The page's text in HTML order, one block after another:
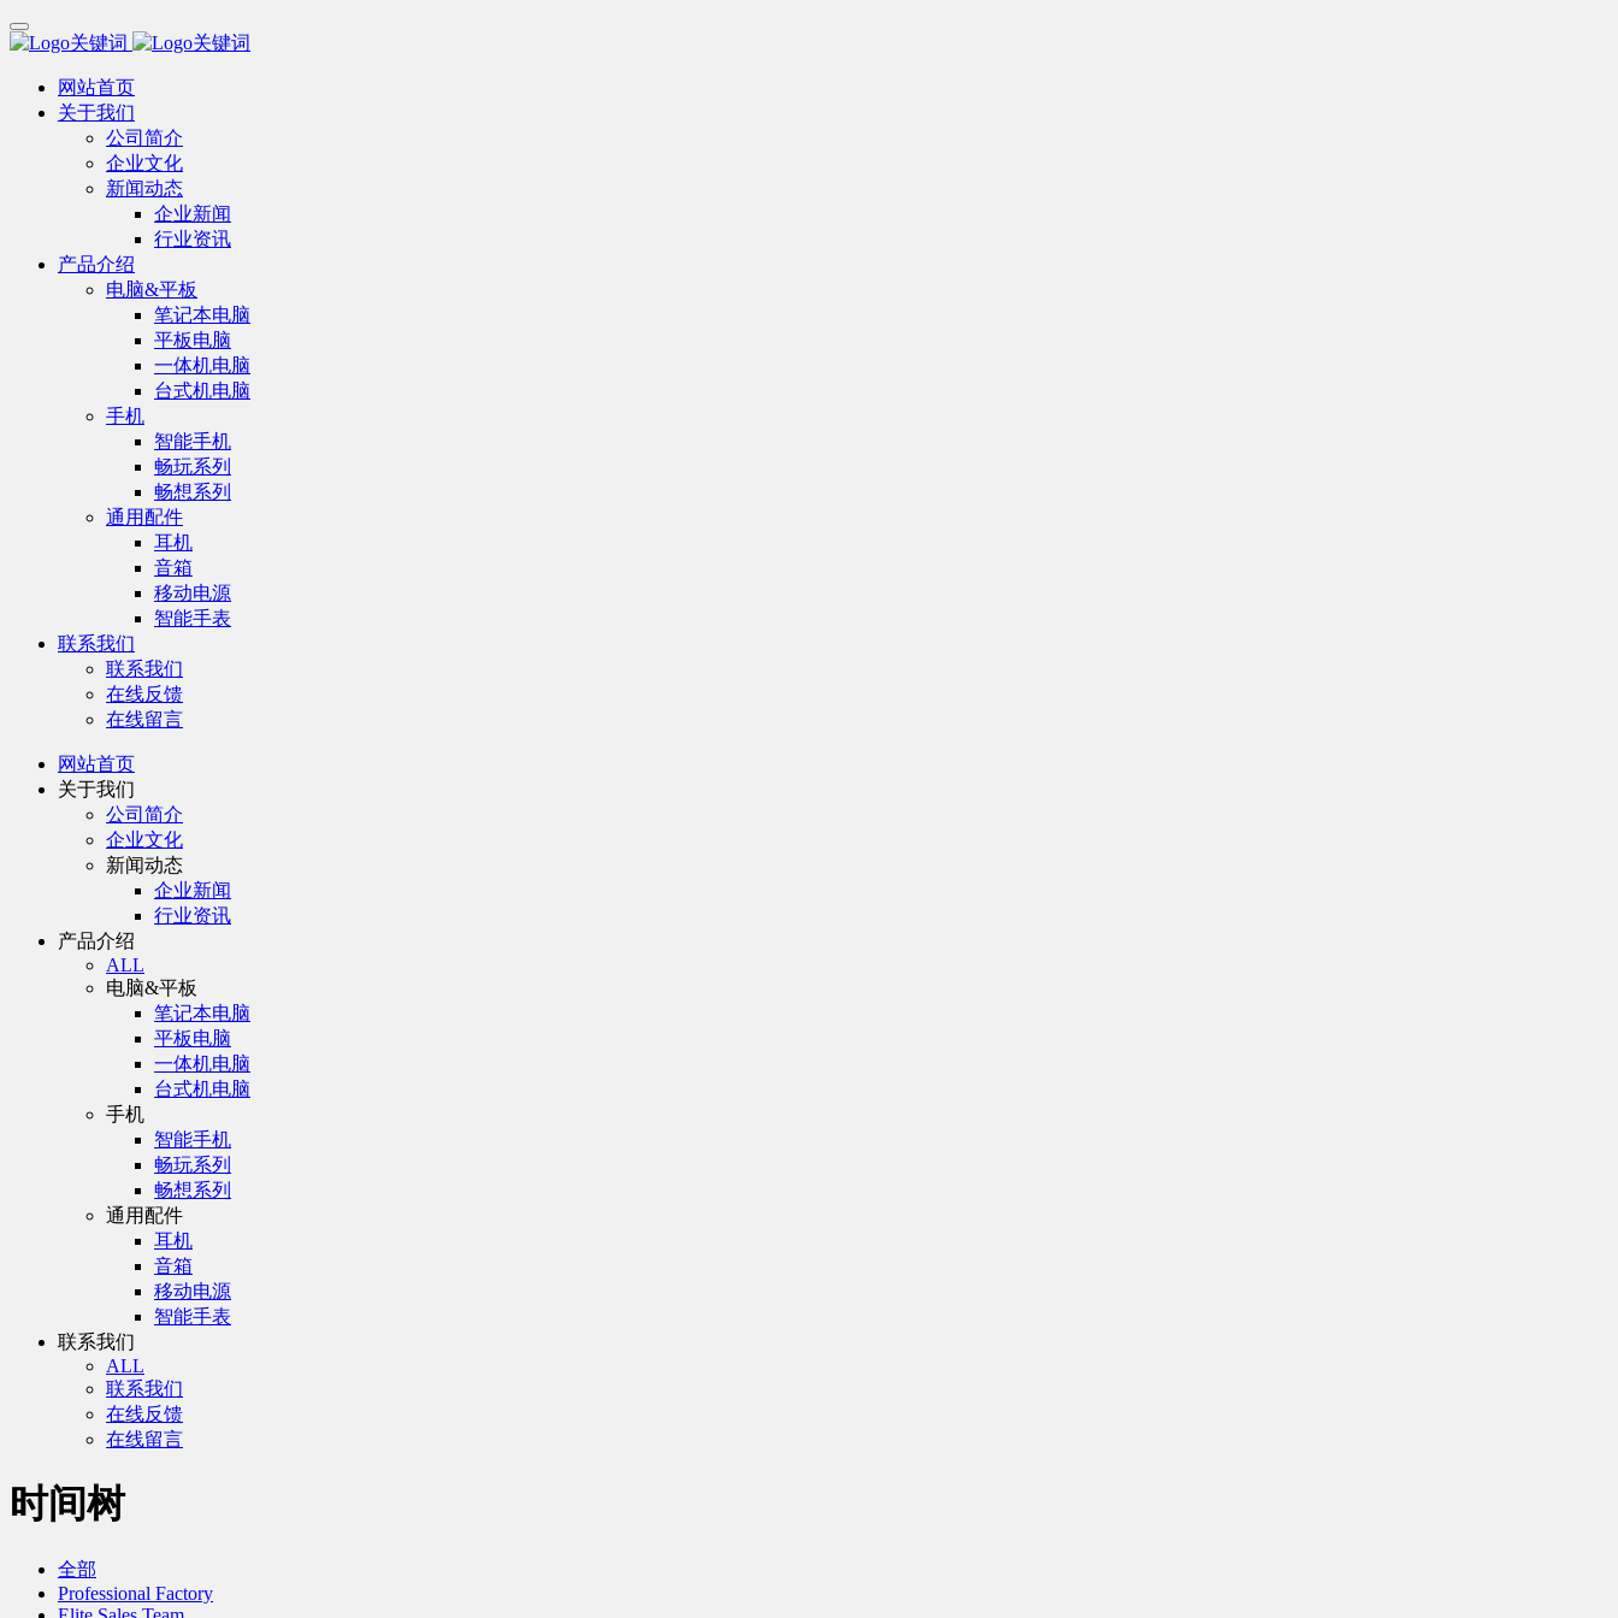
网站首页
关于我们
公司简介
企业文化
新闻动态
企业新闻
行业资讯
产品介绍
电脑&平板
笔记本电脑
平板电脑
一体机电脑
台式机电脑
手机
智能手机
畅玩系列
畅想系列
通用配件
耳机
音箱
移动电源
智能手表
联系我们
联系我们
在线反馈
在线留言
网站首页
关于我们
公司简介
企业文化
新闻动态
企业新闻
行业资讯
产品介绍
ALL
电脑&平板
笔记本电脑
平板电脑
一体机电脑
台式机电脑
手机
智能手机
畅玩系列
畅想系列
通用配件
耳机
音箱
移动电源
智能手表
联系我们
ALL
联系我们
在线反馈
在线留言
时间树
全部
Professional Factory